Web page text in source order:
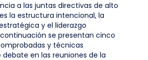
a las juntas directivas de alto
la estructura intencional, la
y el liderazgo
se presentan cinco
y técnicas
en las reuniones de la